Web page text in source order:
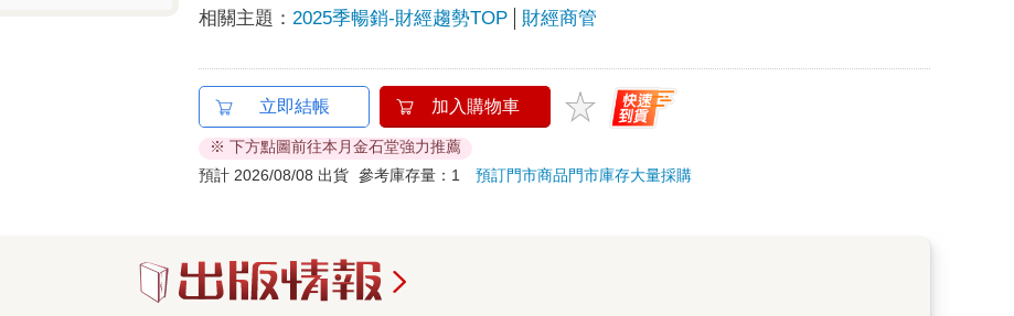
相關主題： 2025季暢銷-財經趨勢TOP 財經商管
立即結帳 加入購物車
※ 下方點圖前往本月金石堂強力推薦
預計 2026/08/08 出貨 參考庫存量：1預訂門市商品門市庫存大量採購